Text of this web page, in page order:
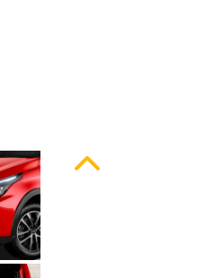
Anterior